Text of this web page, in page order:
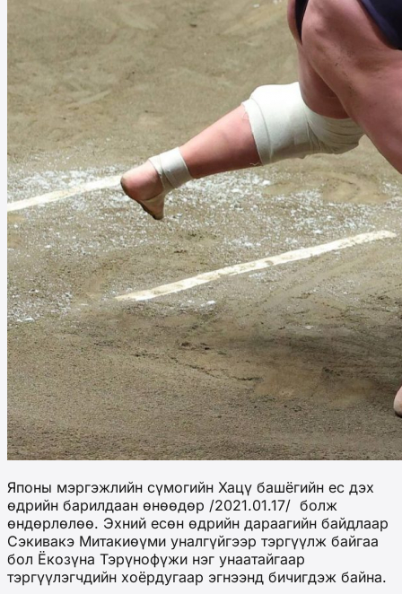
Японы мэргэжлийн сүмогийн Хацү башёгийн ес дэх
өдрийн барилдаан өнөөдөр /2021.01.17/ болж
өндөрлөлөө. Эхний есөн өдрийн дараагийн байдлаар
Сэкивакэ Митакиөүми уналгүйгээр тэргүүлж байгаа
бол Ёкозүна Тэрүнофүжи нэг унаатайгаар
тэргүүлэгчдийн хоёрдугаар эгнээнд бичигдэж байна.